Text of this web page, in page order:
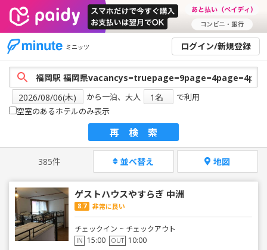
ミニッツ ログイン/新規登録
から一泊、大人
で利用
空室のあるホテルのみ表示
再検索
385件 並べ替え 地図
ゲストハウスやすらぎ 中洲
8.7 非常に良い
チェックイン ~ チェックアウト
IN 15:00 OUT 10:00